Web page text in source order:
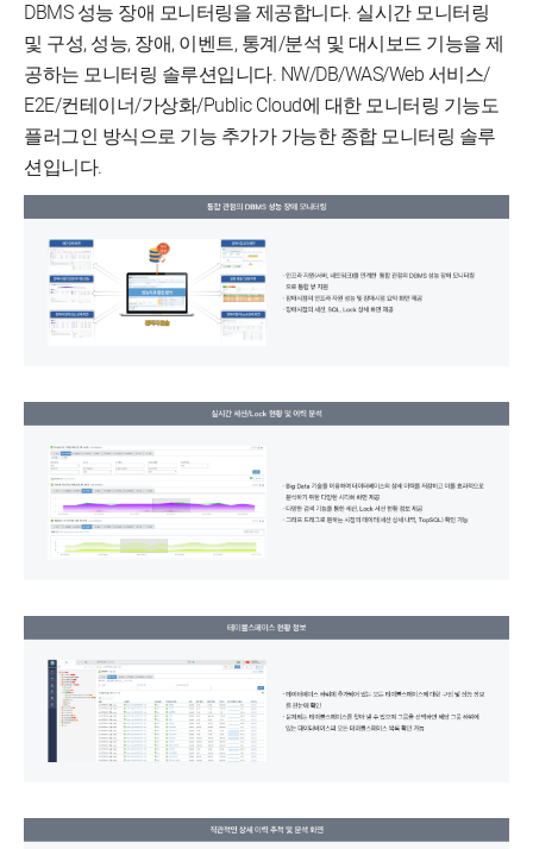
DBMS 성능 장애 모니터링을 제공합니다. 실시간 모니터링
및 구성, 성능, 장애, 이벤트, 통계/분석 및 대시보드 기능을 제
공하는 모니터링 솔루션입니다. NW/DB/WAS/Web 서비스/
E2E/컨테이너/가상화/Public Cloud에 대한 모니터링 기능도
플러그인 방식으로 기능 추가가 가능한 종합 모니터링 솔루
션입니다.